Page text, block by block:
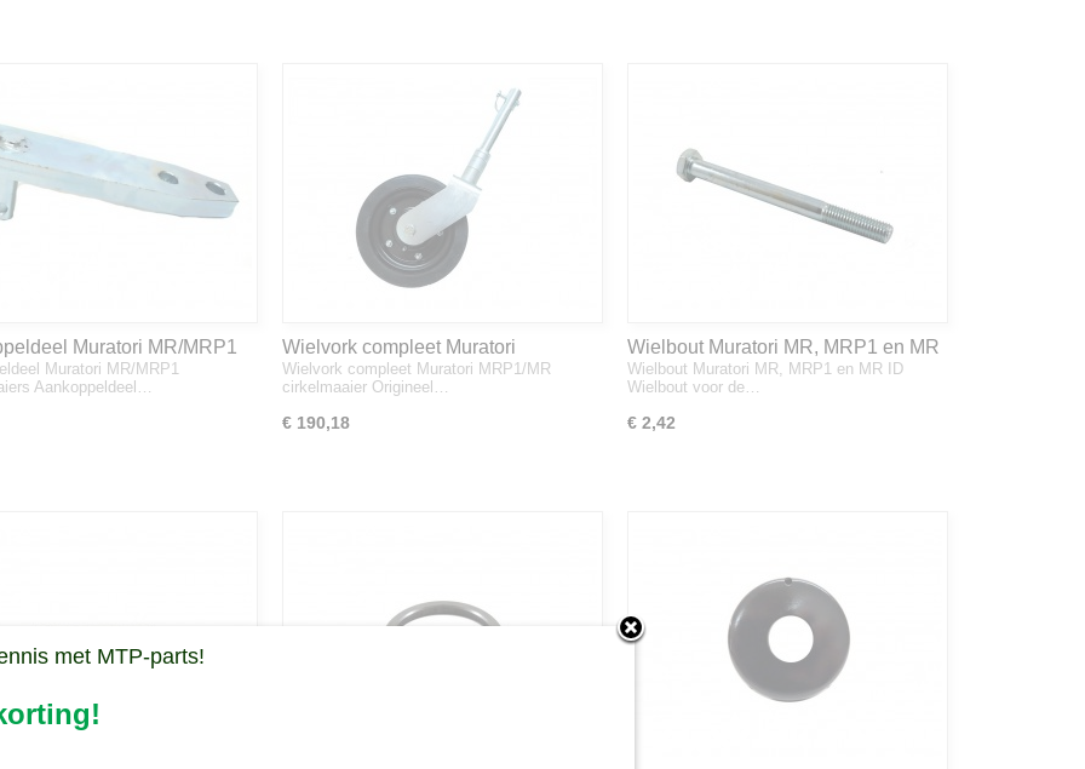
Muratori MR/MRP1
Muratori MR/MRP1
Aankoppeldeel…
Wielvork compleet Muratori
MRP1/MR cirkelmaaier
Wielvork compleet Muratori MRP1/MR
cirkelmaaier Origineel…
€ 190,18
Wielbout Muratori MR, MRP1 en MR
ID
Wielbout Muratori MR, MRP1 en MR ID
Wielbout voor de…
€ 2,42
met MTP-parts!